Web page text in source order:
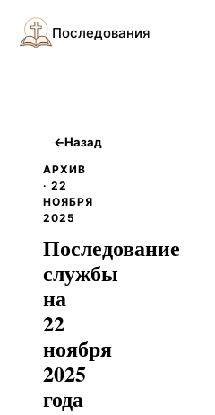
Последования
←Назад
АРХИВ
· 22
НОЯБРЯ
2025
Последование
службы
на
22
ноября
2025
года